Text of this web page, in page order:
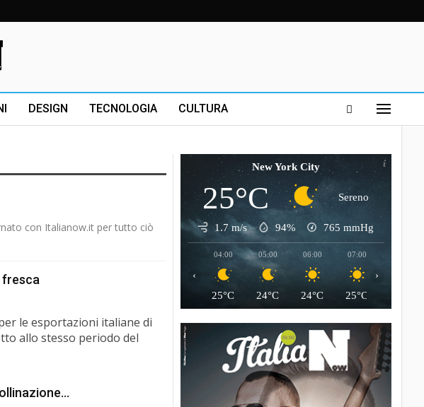
DESIGN TECNOLOGIA CULTURA
con Italianow.it per tutto ciò
fresca
le esportazioni italiane di
allo stesso periodo del
New York City
25°C Sereno
1.7 m/s 94% 765 mmHg
04:00
25°C
05:00
24°C
06:00
24°C
07:00
25°C
‹ ›